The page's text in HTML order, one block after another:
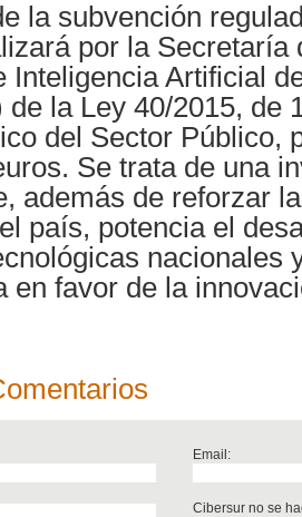
la subvención
por la Secretaría
Inteligencia Artificial
la Ley 40/2015, de
del Sector Público,
Se trata de una
además de reforzar
país, potencia el
nacionales
en favor de la
Email:
Cibersur no se